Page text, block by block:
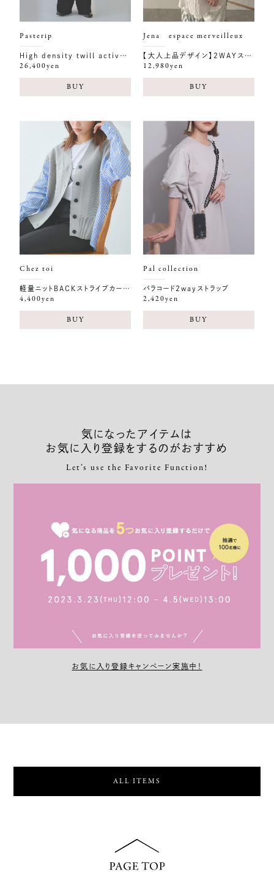
Pasterip
High density twill active coat
26,400yen
BUY
Jena espace merveilleux
【大人上品デザイン】2WAYスモッキングブラウス
12,980yen
BUY
Chez toi
軽量ニットBACKストライプカーディガン
4,400yen
BUY
Pal collection
パラコード2wayストラップ
2,420yen
BUY
気になったアイテムは
お気に入り登録をするのがおすすめ
Let’s use the Favorite Function!
お気に入り登録キャンペーン実施中！
ALL ITEMS